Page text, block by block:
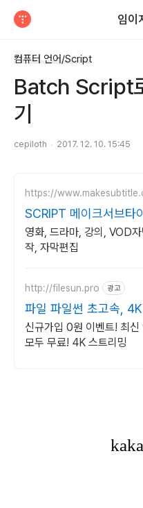
임이
컴퓨터 언어/Script
Batch Script
기
cepiloth 2017. 12. 10. 15:45
https://
SCRIPT 메이크서브타
영화, 드라마, 강의, VOD
작, 자막편집
http://filesun.pro 광고
파일 파일썬 초고속,
신규가입 0원 이벤트! 최신
모두 무료! 4K 스트리밍